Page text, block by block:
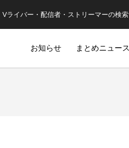
ライバー・配信者・ストリーマーの検
お知らせ まとめニュース